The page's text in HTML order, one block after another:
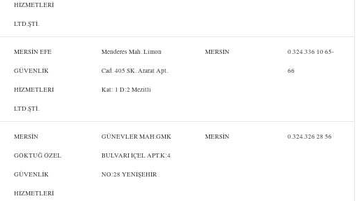
HİZMETLERİ
LTD.ŞTİ.
MERSİN EFE
GÜVENLİK
HİZMETLERİ
LTD.ŞTİ.
Menderes Mah. Limon
Cad. 405 SK. Ararat Apt.
Kat: 1 D:2 Mezitli
MERSİN 0.324.336 10 65-
66
MERSİN
GÖKTUĞ ÖZEL
GÜVENLİK
HİZMETLERİ
GÜNEVLER MAH.GMK
BULVARI İÇEL APT.K:4
NO:28 YENİŞEHİR
MERSİN 0.324.326 28 56